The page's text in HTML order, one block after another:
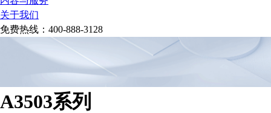
关于我们
免费热线： 400-888-3128
A3503系列